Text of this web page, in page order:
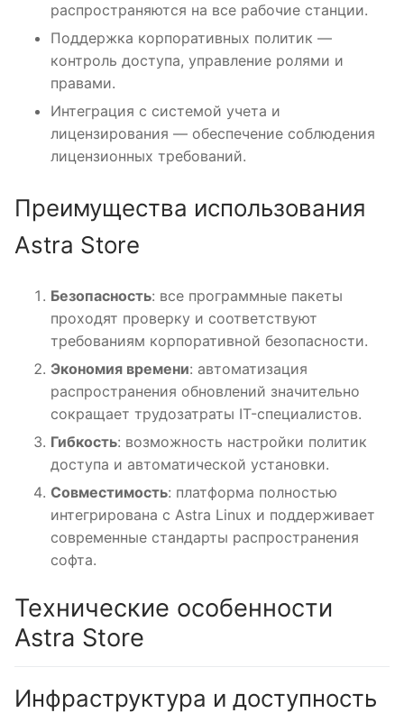
распространяются на все рабочие станции.
Поддержка корпоративных политик —
контроль доступа, управление ролями и
правами.
Интеграция с системой учета и
лицензирования — обеспечение соблюдения
лицензионных требований.
Преимущества использования
Astra Store
Безопасность: все программные пакеты
проходят проверку и соответствуют
требованиям корпоративной безопасности.
Экономия времени: автоматизация
распространения обновлений значительно
сокращает трудозатраты IT-специалистов.
Гибкость: возможность настройки политик
доступа и автоматической установки.
Совместимость: платформа полностью
интегрирована с Astra Linux и поддерживает
современные стандарты распространения
софта.
Технические особенности
Astra Store
Инфраструктура и доступность